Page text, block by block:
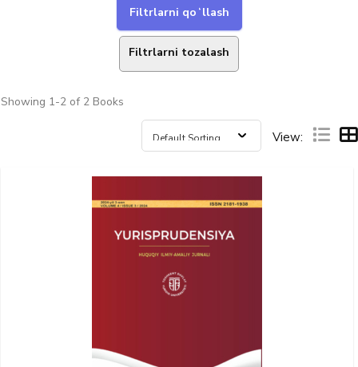
Filtrlarni tozalash
Showing 1-2 of 2 Books
View: